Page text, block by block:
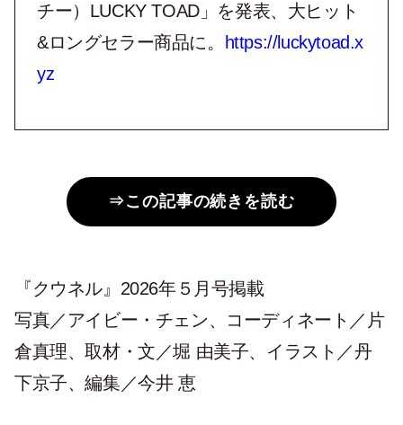
チー）LUCKY TOAD」を発表、大ヒット
&ロングセラー商品に。
https://luckytoad.x
yz
⇒この記事の続きを読む
『クウネル』2026年５月号掲載
写真／アイビー・チェン、コーディネート／片
倉真理、取材・文／堀 由美子、イラスト／丹
下京子、編集／今井 恵